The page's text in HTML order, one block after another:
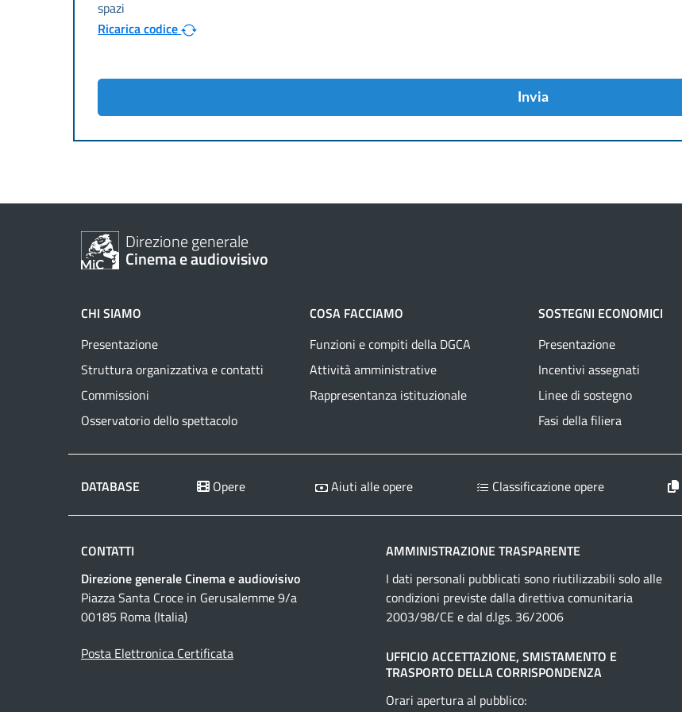
Ricarica codice
Invia
Direzione generale
Cinema e audiovisivo
CHI SIAMO
Presentazione
Struttura organizzativa e contatti
Commissioni
Osservatorio dello spettacolo
COSA FACCIAMO
Funzioni e compiti della DGCA
Attività amministrative
Rappresentanza istituzionale
SOSTEGNI ECONOMICI
Presentazione
Incentivi assegnati
Linee di sostegno
Fasi della filiera
DATABASE Opere Aiuti alle opere Classificazione opere
CONTATTI
Direzione generale Cinema e audiovisivo
Piazza Santa Croce in Gerusalemme 9/a
00185 Roma (Italia)
Posta Elettronica Certificata
AMMINISTRAZIONE TRASPARENTE
I dati personali pubblicati sono riutilizzabili solo alle
condizioni previste dalla direttiva comunitaria
2003/98/CE e dal d.lgs. 36/2006
UFFICIO ACCETTAZIONE, SMISTAMENTO E
TRASPORTO DELLA CORRISPONDENZA
Orari apertura al pubblico: